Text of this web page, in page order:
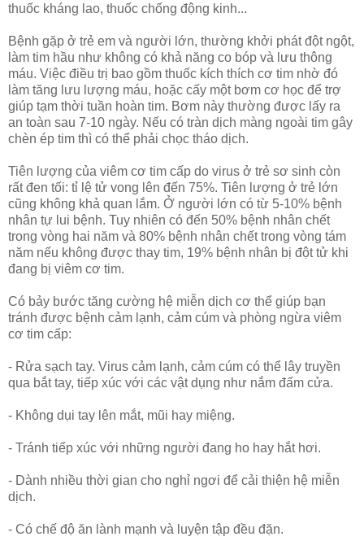
thuốc kháng lao, thuốc chống động kinh...
Bệnh gặp ở trẻ em và người lớn, thường khởi phát đột ngột,
làm tim hầu như không có khả năng co bóp và lưu thông
máu. Việc điều trị bao gồm thuốc kích thích cơ tim nhờ đó
làm tăng lưu lượng máu, hoặc cấy một bơm cơ học để trợ
giúp tạm thời tuần hoàn tim. Bơm này thường được lấy ra
an toàn sau 7-10 ngày. Nếu có tràn dịch màng ngoài tim gây
chèn ép tim thì có thể phải chọc tháo dịch.
Tiên lượng của viêm cơ tim cấp do virus ở trẻ sơ sinh còn
rất đen tối: tỉ lệ tử vong lên đến 75%. Tiên lượng ở trẻ lớn
cũng không khả quan lắm. Ở người lớn có từ 5-10% bệnh
nhân tự lui bệnh. Tuy nhiên có đến 50% bệnh nhân chết
trong vòng hai năm và 80% bệnh nhân chết trong vòng tám
năm nếu không được thay tim, 19% bệnh nhân bị đột tử khi
đang bị viêm cơ tim.
Có bảy bước tăng cường hệ miễn dịch cơ thể giúp bạn
tránh được bệnh cảm lạnh, cảm cúm và phòng ngừa viêm
cơ tim cấp:
- Rửa sạch tay. Virus cảm lạnh, cảm cúm có thể lây truyền
qua bắt tay, tiếp xúc với các vật dụng như nắm đấm cửa.
- Không dụi tay lên mắt, mũi hay miệng.
- Tránh tiếp xúc với những người đang ho hay hắt hơi.
- Dành nhiều thời gian cho nghỉ ngơi để cải thiện hệ miễn
dịch.
- Có chế độ ăn lành mạnh và luyện tập đều đặn.